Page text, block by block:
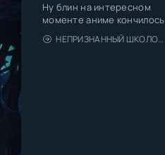
Ну блин на интересном
моменте аниме кончилось
НЕПРИЗНАННЫЙ ШКОЛОЙ ВЛАДЫКА ДЕМОНОВ [ТВ-2]